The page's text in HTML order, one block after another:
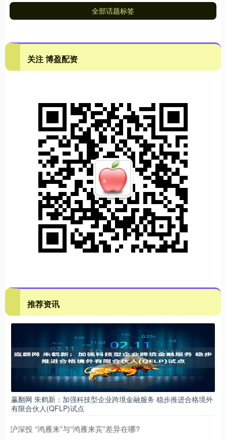
全部话题标签
关注 博盈配资
推荐资讯
赢翻网 朱鹤新：加强科技型企业跨境金融服务 稳步推进合格境外
有限合伙人(QFLP)试点
沪深投 “鸿雁来”与“鸿雁来宾”差异在哪?